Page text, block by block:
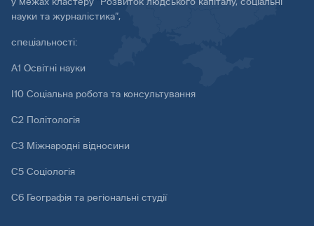
науки та журналістика”,
спеціальності:
А1 Освітні науки
І10 Соціальна робота та консультування
С2 Політологія
С3 Міжнародні відносини
С5 Соціологія
С6 Географія та регіональні студії